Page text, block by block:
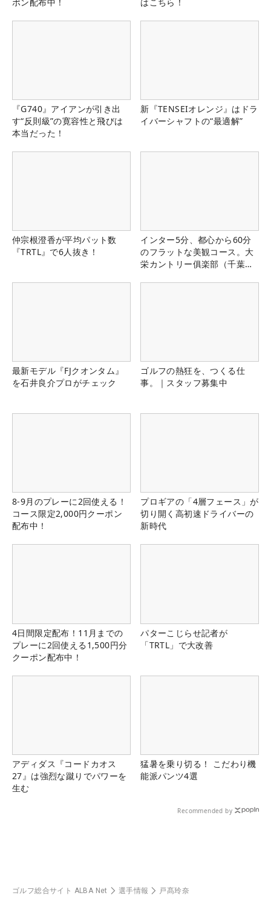
『G740』アイアンが引き出
す“反則級”の寛容性と飛びは
本当だった！
新『TENSEIオレンジ』はドラ
イバーシャフトの“最適解”
仲宗根澄香が平均パット数
『TRTL』で6人抜き！
インター5分、都心から60分
のフラットな美観コース。大
栄カントリー俱楽部（千葉
最新モデル『FJクオンタム』
を石井良介プロがチェック
ゴルフの熱狂を、つくる仕
事。｜スタッフ募集中
8-9月のプレーに2回使える！
コース限定2,000円クーポン
配布中！
プロギアの「4層フェース」が
切り開く高初速ドライバーの
新時代
4日間限定配布！11月までの
プレーに2回使える1,500円分
クーポン配布中！
パターこじらせ記者が
「TRTL」で大改善
アディダス『コードカオス
27』は強烈な蹴りでパワーを
生む
猛暑を乗り切る！ こだわり機
能派パンツ4選
Recommended by
ゴルフ総合サイト ALBA Net 選手情報 戸髙玲奈